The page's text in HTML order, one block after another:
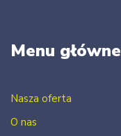
Menu główne
Nasza oferta
O nas